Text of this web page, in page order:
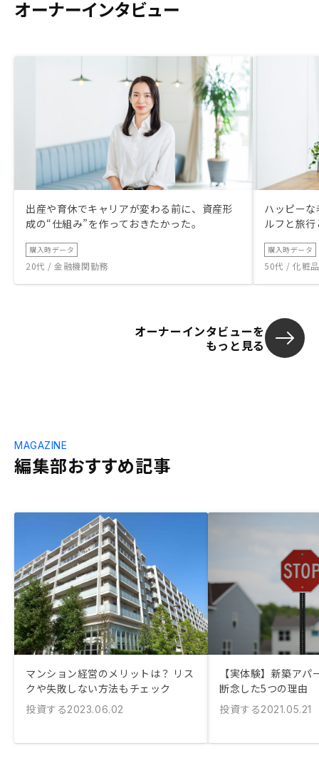
オーナーインタビュー
出産や育休でキャリアが変わる前に、資産形
成の“仕組み”を作っておきたかった。
購入時データ
20代 / 金融機関勤務
ハッピー
ルフと旅
購入時データ
50代 / 化粧
オーナーインタビューを
もっと見る
編集部おすすめ記事
MAGAZINE
マンション経営のメリットは？ リス
クや失敗しない方法もチェック
投資する2023.06.02
【実体験】新築ア
断念した5つの理由
投資する2021.05.21